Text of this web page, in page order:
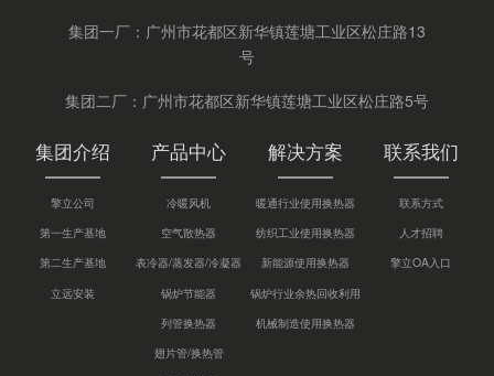
集团一厂：广州市花都区新华镇莲塘工业区松庄路13
号
集团二厂：广州市花都区新华镇莲塘工业区松庄路5号
集团介绍
擎立公司
第一生产基地
第二生产基地
立远安装
产品中心
冷暖风机
空气散热器
表冷器/蒸发器/冷凝器
锅炉节能器
列管换热器
翅片管/换热管
解决方案
暖通行业使用换热器
纺织工业使用换热器
新能源使用换热器
锅炉行业余热回收利用
机械制造使用换热器
联系我们
联系方式
人才招聘
擎立OA入口